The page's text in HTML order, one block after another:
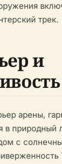
трек.
и
арены,
в природный
с